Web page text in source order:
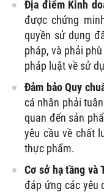
Địa điểm Kinh
được chứng
quyền sử dụng
pháp, và phải
pháp luật về sử
Đảm bảo Quy
cá nhân phải
quan đến sản
yêu cầu về chất
thực phẩm.
Cơ sở hạ tầng và
đáp ứng các yêu